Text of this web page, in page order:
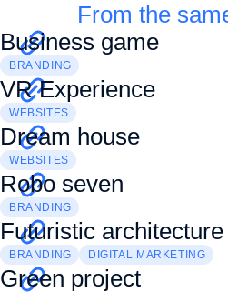
From the
Business game
BRANDING
VR Experience
WEBSITES
Dream house
WEBSITES
Robo seven
BRANDING
Futuristic architecture
BRANDING DIGITAL MARKETING
Green project